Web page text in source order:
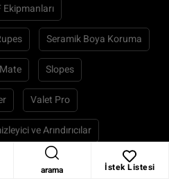
arama İstek Listesi
Ekipmanları
Seramik Boya Koruma
Slopes
Valet Pro
ve Arındırıcılar
Ürünleri İgl Coating